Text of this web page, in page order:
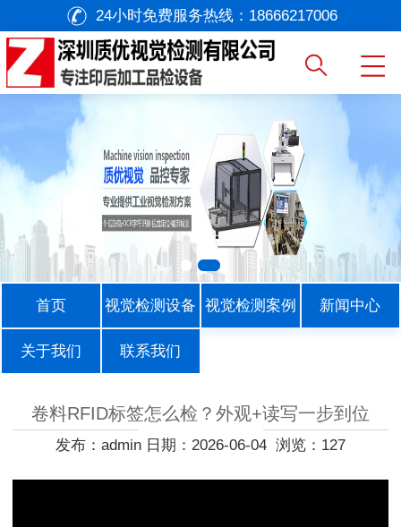
24小时免费服务热线： 18666217006
首页 视觉检测设备 视觉检测案例 新闻中心
关于我们 联系我们
卷料RFID标签怎么检？外观+读写一步到位
发布：admin 日期：2026-06-04 浏览：127